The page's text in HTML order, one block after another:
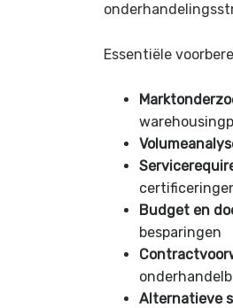
Essentiële
Budget en
besparingen
Alternatieve